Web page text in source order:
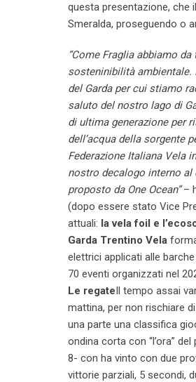
questa presentazione, che
Smeralda, proseguendo o
“Come Fraglia abbiamo
sosteninibilità ambientale.
del Garda per cui stiamo
saluto del nostro lago di
di ultima generazione per
dell’acqua della sorgente
Federazione Italiana Vela
nostro decalogo interno
proposto da One Ocean”–
(dopo essere stato Vice
attuali: la vela foil e
Garda Trentino Vela
elettrici applicati alle
70 eventi organizzati nel
Le regateIl tempo assai
mattina, per non rischiare
una parte una classifica
ondina corta con “l’ora”
8- con ha vinto con due
vittorie parziali, 5 secondi,